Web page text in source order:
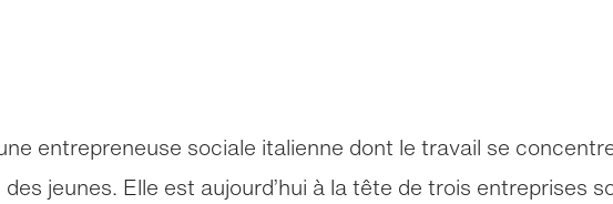
entrepreneuse sociale italienne dont le travail se
des jeunes. Elle est aujourd’hui à la tête de trois entreprises